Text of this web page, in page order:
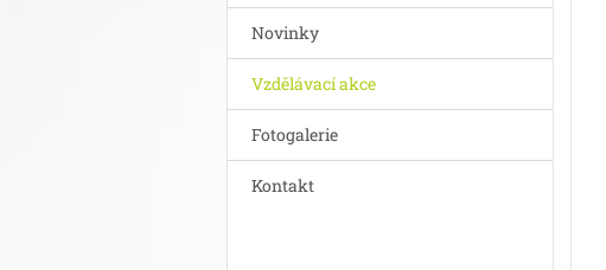
Novinky
Vzdělávací akce
Fotogalerie
Kontakt